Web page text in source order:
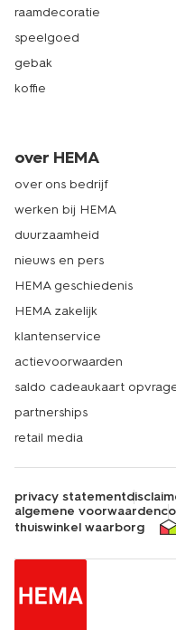
raamdecoratie
speelgoed
gebak
koffie
over HEMA
over ons bedrijf
werken bij HEMA
duurzaamheid
nieuws en pers
HEMA geschiedenis
HEMA zakelijk
klantenservice
actievoorwaarden
saldo cadeaukaart
partnerships
retail media
privacy statement
algemene voorwaarden
thuiswinkel waarborg